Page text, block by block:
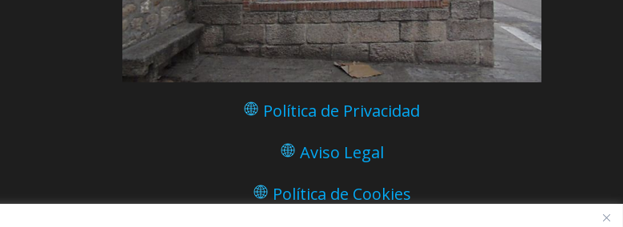
Política de Privacidad
Aviso Legal
Política de Cookies